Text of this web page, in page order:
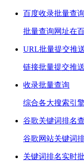
百度收录批量查询
批量查询网址在
URL批量提交推
链接批量提交推
收录批量查询
综合各大搜索引
谷歌关键词排名
谷歌网站关键词
关键词排名实时